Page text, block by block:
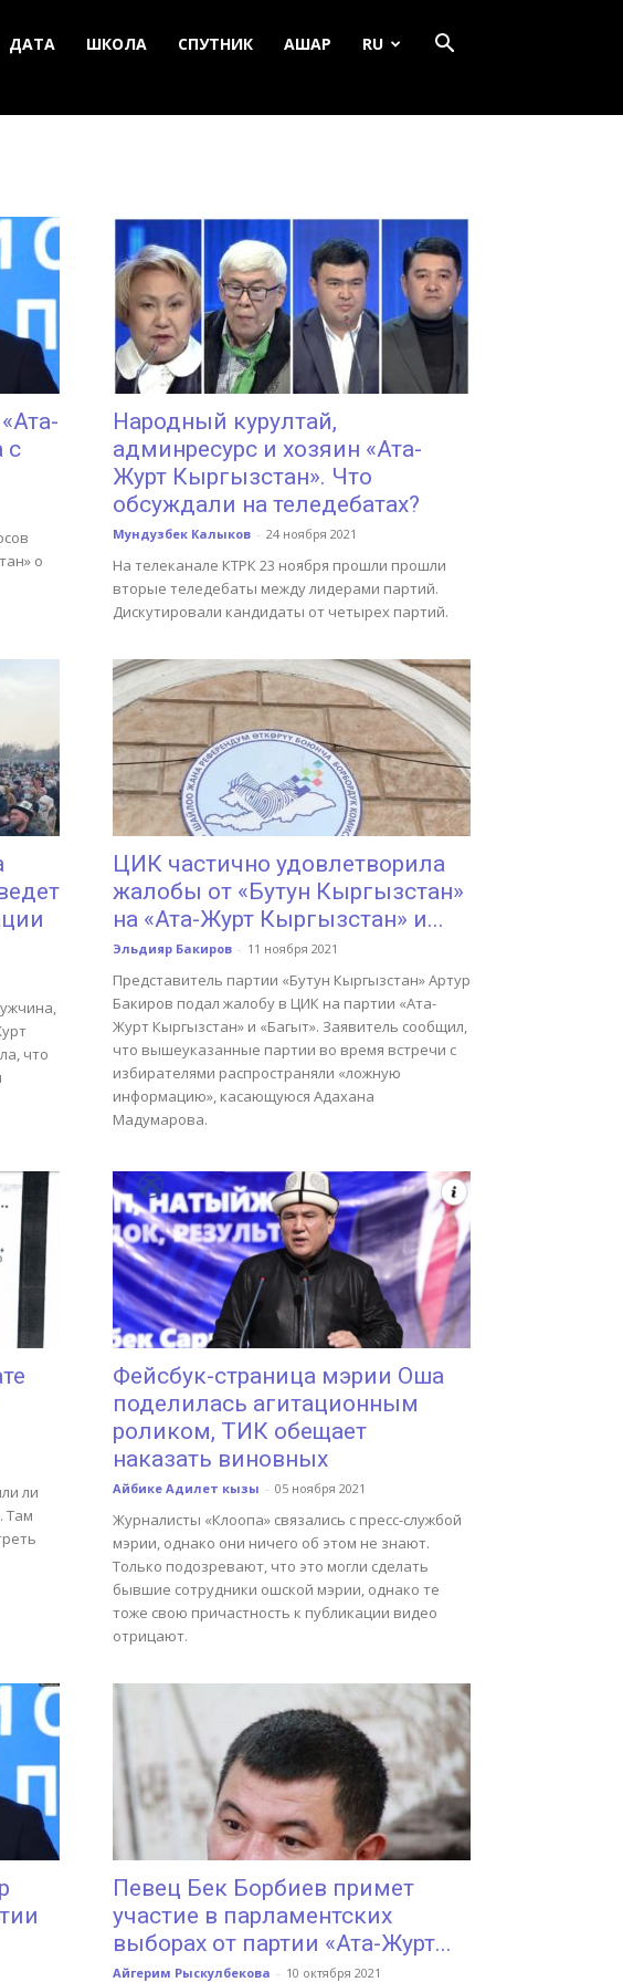
ДАТА ШКОЛА СПУТНИК АШАР RU
с
о
Народный курултай,
админресурс и хозяин «Ата-
Журт Кыргызстан». Что
обсуждали на теледебатах?
Мундузбек Калыков - 24 ноября 2021
На телеканале КТРК 23 ноября прошли прошли
вторые теледебаты между лидерами партий.
Дискутировали кандидаты от четырех партий.
что
ЦИК частично удовлетворила
жалобы от «Бутун Кыргызстан»
на «Ата-Журт Кыргызстан» и...
Эльдияр Бакиров - 11 ноября 2021
Представитель партии «Бутун Кыргызстан» Артур
Бакиров подал жалобу в ЦИК на партии «Ата-
Журт Кыргызстан» и «Багыт». Заявитель сообщил,
что вышеуказанные партии во время встречи с
избирателями распространяли «ложную
информацию», касающуюся Адахана
Мадумарова.
ли
Там
Фейсбук-страница мэрии Оша
поделилась агитационным
роликом, ТИК обещает
наказать виновных
Айбике Адилет кызы - 05 ноября 2021
Журналисты «Клоопа» связались с пресс-службой
мэрии, однако они ничего об этом не знают.
Только подозревают, что это могли сделать
бывшие сотрудники ошской мэрии, однако те
тоже свою причастность к публикации видео
отрицают.
Певец Бек Борбиев примет
участие в парламентских
выборах от партии «Ата-Журт...
Айгерим Рыскулбекова - 10 октября 2021